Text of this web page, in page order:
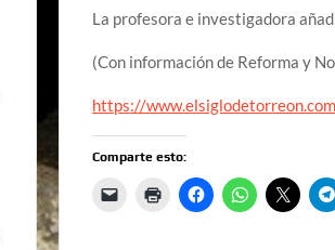
La profesora e investigadora
(Con información de Reforma y
https://
Comparte esto: